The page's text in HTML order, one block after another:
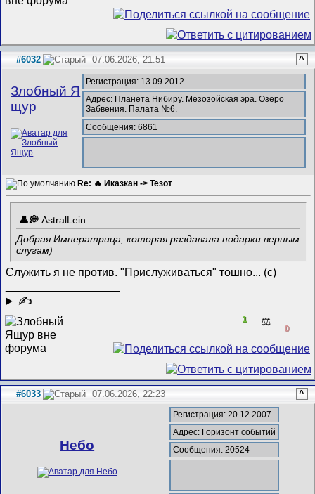
#6032 07.06.2026, 21:51 ^
Злобный Я
щур
Регистрация: 13.09.2012
Адрес: Планета Нибиру. Мезозойская эра. Озеро
Забвения. Палата №6.
Сообщения: 6861
Re: 🔥 Иказкан -> Тезот
AstralLein
Добрая Императрица, которая раздавала подарки верным
слугам)
Служить я не против. "Прислуживаться" тошно... (с)
✍
1 ⚖️
0
#6033 07.06.2026, 22:23 ^
Небо
Регистрация: 20.12.2007
Адрес: Горизонт событий
Сообщения: 20524